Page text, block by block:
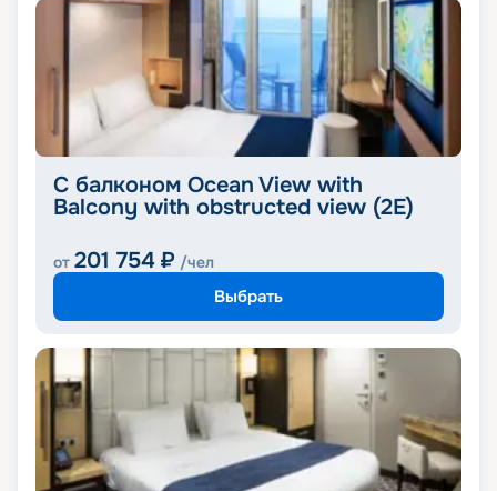
С балконом Ocean View with
Balcony with obstructed view (2E)
от 201 754 ₽ /чел
Выбрать